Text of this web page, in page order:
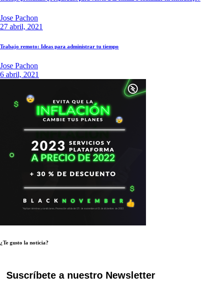
Jose Pachon
27 abril, 2021
Trabajo remoto: Ideas para administrar tu tiempo
Jose Pachon
6 abril, 2021
¿Te gusto la noticia?
Suscríbete a nuestro Newsletter